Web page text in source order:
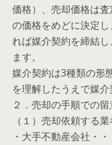
価格）、売却価格は
の価格をめどに決
れば媒介契約を締結
ます。
媒介契約は3種類の
を理解したうえで媒介
２．売却の手順での留
（１）売却依頼する
・大手不動産会社・